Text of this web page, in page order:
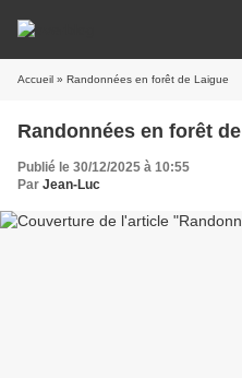
Accueil » Randonnées en forêt de Laigue
Randonnées en forêt
Publié le 30/12/2025 à 10:55
Par Jean-Luc